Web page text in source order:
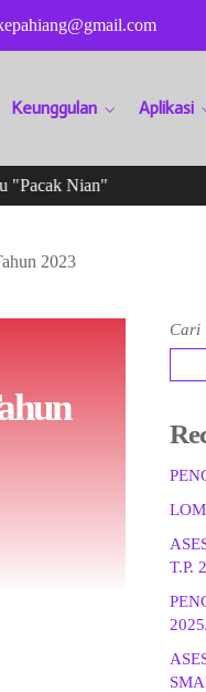
Keunggulan Aplikasi
Nian"
2023
Cari
T.P.